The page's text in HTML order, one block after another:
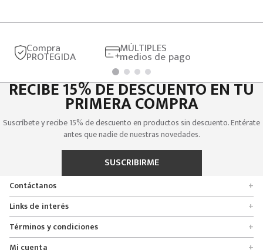
Compra
PROTEGIDA
MÚLTIPLES
medios de pago
RECIBE 15% DE DESCUENTO EN TU
PRIMERA COMPRA
Suscríbete y recibe 15% de descuento en productos sin descuento. Entérate
antes que nadie de nuestras novedades.
SUSCRIBIRME
Contáctanos
+
Encuentra tu tienda
Formulario de solicitudes
Servicio al cliente
Links de interés +
Quienes somos
Políticas de entrega, cambio y devolución
Términos y condiciones +
Promociones
Mi cuenta +